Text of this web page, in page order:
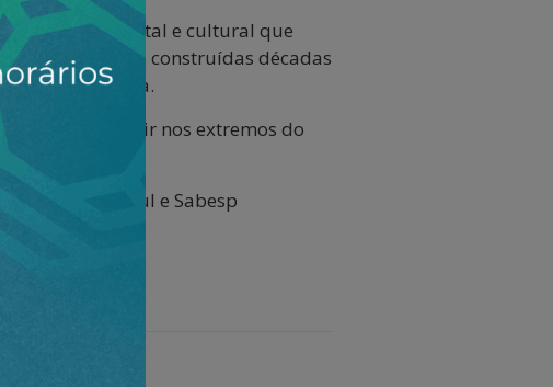
ambiental e cultural que
tivessem sido construídas décadas
matriz elétrica.
o país, sem cair nos extremos do
Light, Enersul e Sabesp